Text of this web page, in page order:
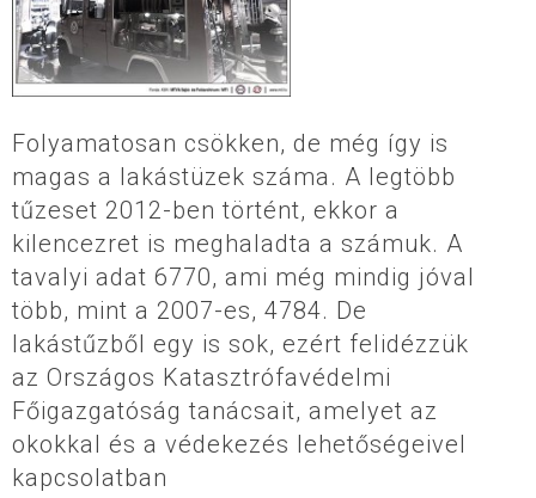
Folyamatosan csökken, de még így is
magas a lakástüzek száma. A legtöbb
tűzeset 2012-ben történt, ekkor a
kilencezret is meghaladta a számuk. A
tavalyi adat 6770, ami még mindig jóval
több, mint a 2007-es, 4784. De
lakástűzből egy is sok, ezért felidézzük
az Országos Katasztrófavédelmi
Főigazgatóság tanácsait, amelyet az
okokkal és a védekezés lehetőségeivel
kapcsolatban